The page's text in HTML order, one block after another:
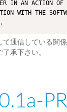
IN AN ACTION OF
WITH THE
通信している関
承下さい。